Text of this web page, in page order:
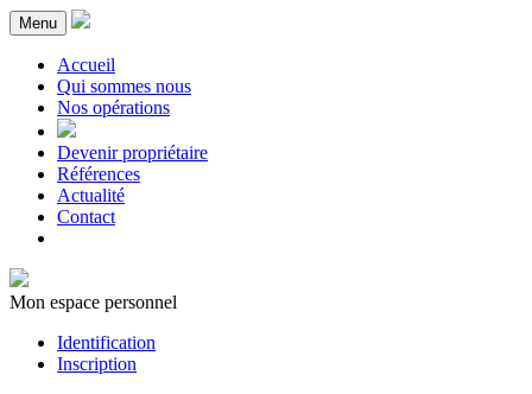
Menu
Accueil
Qui sommes nous
Nos opérations
Devenir propriétaire
Références
Actualité
Contact
Mon espace personnel
Identification
Inscription